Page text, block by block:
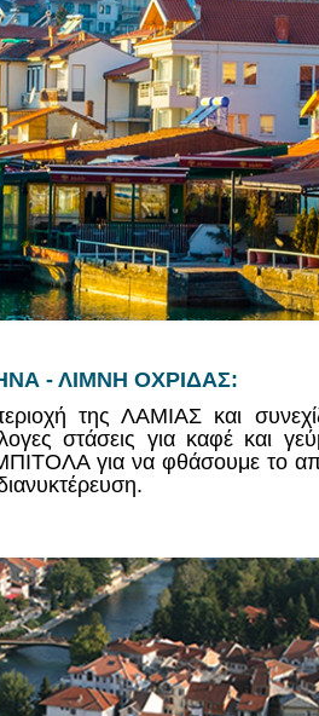
- ΛΙΜΝΗ ΟΧΡΙΔΑΣ:
της ΛΑΜΙΑΣ και
στάσεις για καφέ και
για να φθάσουμε το